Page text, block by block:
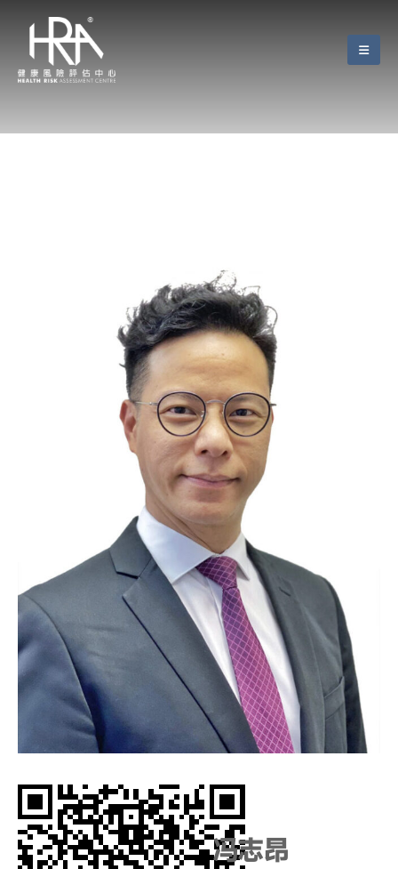
冯志昂